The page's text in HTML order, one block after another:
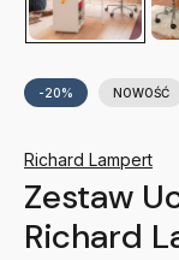
-20% NOWOŚĆ
Richard Lampert
Zestaw
Richard